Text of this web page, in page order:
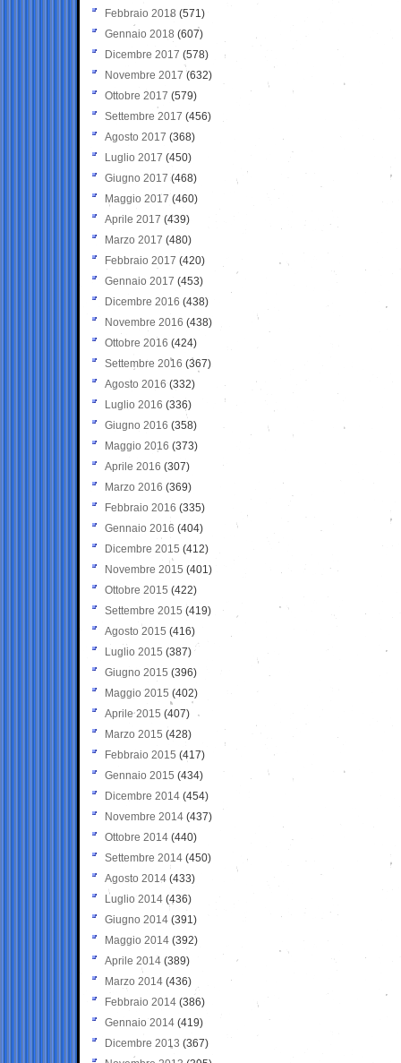
Febbraio 2018 (571)
Gennaio 2018 (607)
Dicembre 2017 (578)
Novembre 2017 (632)
Ottobre 2017 (579)
Settembre 2017 (456)
Agosto 2017 (368)
Luglio 2017 (450)
Giugno 2017 (468)
Maggio 2017 (460)
Aprile 2017 (439)
Marzo 2017 (480)
Febbraio 2017 (420)
Gennaio 2017 (453)
Dicembre 2016 (438)
Novembre 2016 (438)
Ottobre 2016 (424)
Settembre 2016 (367)
Agosto 2016 (332)
Luglio 2016 (336)
Giugno 2016 (358)
Maggio 2016 (373)
Aprile 2016 (307)
Marzo 2016 (369)
Febbraio 2016 (335)
Gennaio 2016 (404)
Dicembre 2015 (412)
Novembre 2015 (401)
Ottobre 2015 (422)
Settembre 2015 (419)
Agosto 2015 (416)
Luglio 2015 (387)
Giugno 2015 (396)
Maggio 2015 (402)
Aprile 2015 (407)
Marzo 2015 (428)
Febbraio 2015 (417)
Gennaio 2015 (434)
Dicembre 2014 (454)
Novembre 2014 (437)
Ottobre 2014 (440)
Settembre 2014 (450)
Agosto 2014 (433)
Luglio 2014 (436)
Giugno 2014 (391)
Maggio 2014 (392)
Aprile 2014 (389)
Marzo 2014 (436)
Febbraio 2014 (386)
Gennaio 2014 (419)
Dicembre 2013 (367)